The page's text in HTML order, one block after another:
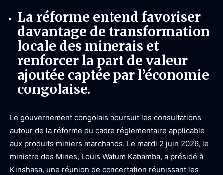
La réforme entend favoriser
davantage de transformation
locale des minerais et
renforcer la part de valeur
ajoutée captée par l’économie
congolaise.
Le gouvernement congolais poursuit les consultations
autour de la réforme du cadre réglementaire applicable
aux produits miniers marchands. Le mardi 2 juin 2026, le
ministre des Mines, Louis Watum Kabamba, a présidé à
Kinshasa, une réunion de concertation réunissant les